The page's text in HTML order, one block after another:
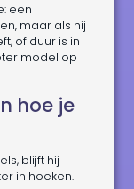
een
maar als hij
of duur is in
model op
hoe je
blijft hij
in hoeken.